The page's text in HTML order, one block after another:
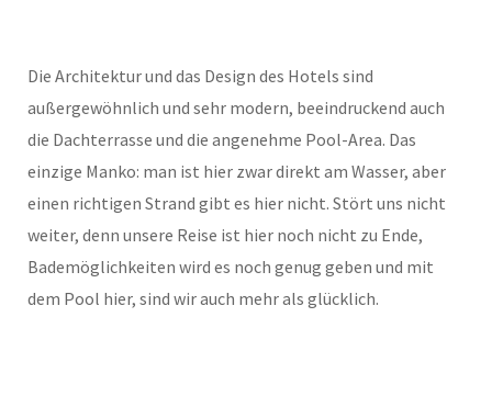
Die Architektur und das Design des Hotels sind
außergewöhnlich und sehr modern, beeindruckend auch
die Dachterrasse und die angenehme Pool-Area. Das
einzige Manko: man ist hier zwar direkt am Wasser, aber
einen richtigen Strand gibt es hier nicht. Stört uns nicht
weiter, denn unsere Reise ist hier noch nicht zu Ende,
Bademöglichkeiten wird es noch genug geben und mit
dem Pool hier, sind wir auch mehr als glücklich.